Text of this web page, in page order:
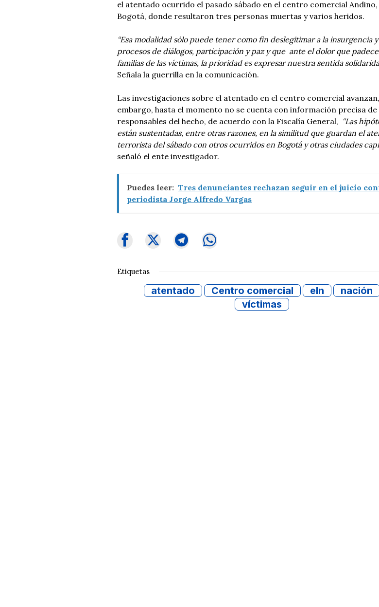
el atentado ocurrido el pasado sábado en el centro comercial Andino,
Bogotá, donde resultaron tres personas muertas y varios heridos.
“Esa modalidad sólo puede tener como fin deslegitimar a la insurgencia y
procesos de diálogos, participación y paz y que ante el dolor que
familias de las víctimas, la prioridad es expresar nuestra sentida
Señala la guerrilla en la comunicación.
Las investigaciones sobre el atentado en el centro comercial
embargo, hasta el momento no se cuenta con información precisa de
responsables del hecho, de acuerdo con la Fiscalía General, “Las
están sustentadas, entre otras razones, en la similitud que guardan el
terrorista del sábado con otros ocurridos en Bogotá y otras ciudades
señaló el ente investigador.
Puedes leer: Tres denunciantes rechazan seguir en el juicio
periodista Jorge Alfredo Vargas
Etiquetas
atentado Centro comercial eln
nación
víctimas